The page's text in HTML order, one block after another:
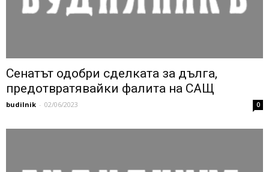
Сенатът одобри сделката за дълга,
предотвратявайки фалита на САЩ
budilnik - 02/06/2023 0